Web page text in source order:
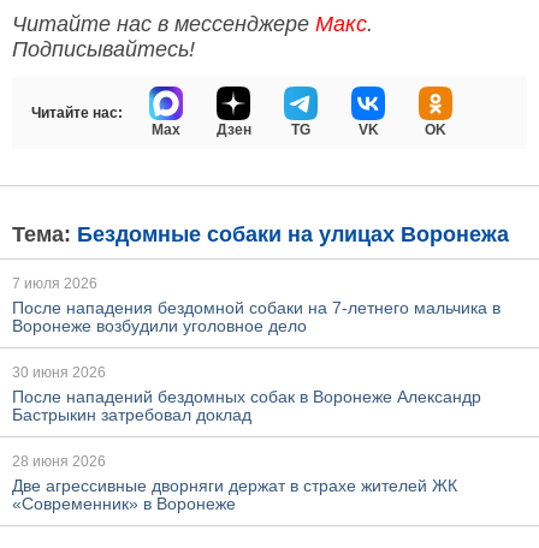
Читайте нас в мессенджере Макс.
Подписывайтесь!
Читайте нас:
Max
Дзен TG VK OK
Тема: Бездомные собаки на улицах Воронежа
7 июля 2026
После нападения бездомной собаки на 7-летнего мальчика в
Воронеже возбудили уголовное дело
30 июня 2026
После нападений бездомных собак в Воронеже Александр
Бастрыкин затребовал доклад
28 июня 2026
Две агрессивные дворняги держат в страхе жителей ЖК
«Современник» в Воронеже